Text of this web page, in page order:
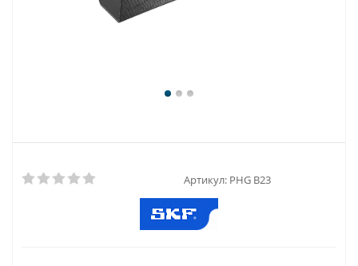
Артикул: PHG B23